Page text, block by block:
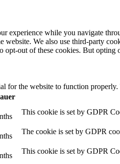
experience while you navigate
We also use third-party
opt-out of these cookies. But
for the website to function
This cookie is set by GDPR
The cookie is set by GDPR
This cookie is set by GDPR